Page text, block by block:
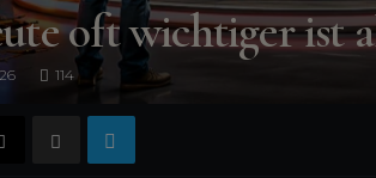
oft wichtiger ist
114